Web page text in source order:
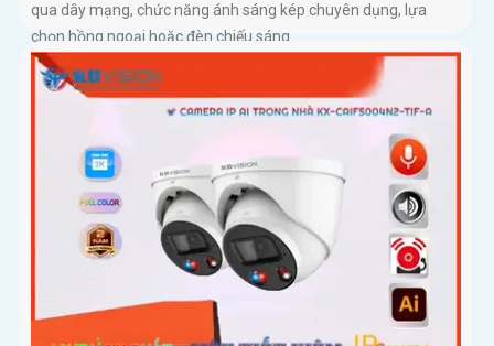
qua dây mạng, chức năng ánh sáng kép chuyên dụng, lựa
chọn hồng ngoại hoặc đèn chiếu sáng